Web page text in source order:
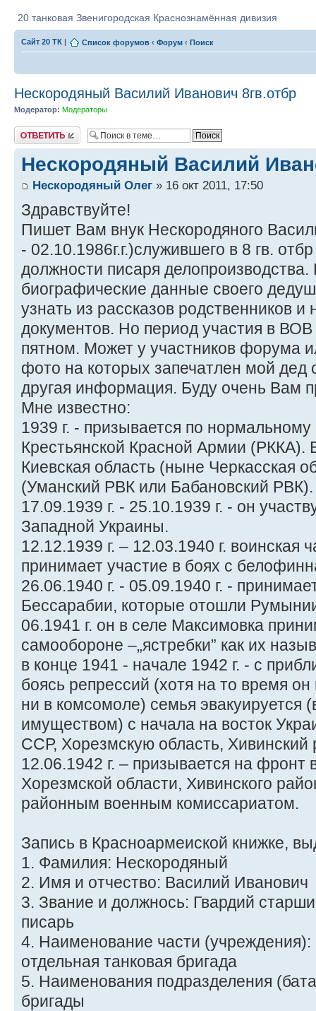
20 танковая Звенигородская Краснознамённая дивизия
Сайт 20 ТК | Список форумов ‹ Форум ‹ Поиск
Нескородяный Василий Иванович 8гв.отбр
Модератор: Модераторы
Ответить
Нескородяный Василий
Нескородяный Олег » 16 окт 2011, 17:50
Здравствуйте!
Пишет Вам внук Нескородяного
- 02.10.1986г.г.)служившего в 8 гв.
должности писаря
биографические данные своего
узнать из рассказов родственников
документов. Но период участия в
пятном. Может у участников форума
фото на которых запечатлен мой дед
другая информация. Буду очень Вам
Мне известно:
1939 г. - призывается по
Крестьянской Красной Армии (РККА).
Киевская область (ныне Черкасская
(Уманский РВК или Бабановский РВК).
17.09.1939 г. - 25.10.1939 г. - он
Западной Украины.
12.12.1939 г. – 12.03.1940 г. воинская
принимает участие в боях с
26.06.1940 г. - 05.09.1940 г. -
Бессарабии, которые отошли
06.1941 г. он в селе Максимовка
самообороне –„ястребки” как их
в конце 1941 - начале 1942 г. - с
боясь репрессий (хотя на то время
ни в комсомоле) семья эвакуируется
имуществом) с начала на восток
ССР, Хорезмскую область, Хивинский
12.06.1942 г. – призывается на фронт
Хорезмской области, Хивинского
районным военным комиссариатом.
Запись в Красноармеиской книжке,
1. Фамилия: Нескородяный
2. Имя и отчество: Василий Иванович
3. Звание и должнось: Гвардий
писарь
4. Наименование части (учреждения):
отдельная танковая бригада
5. Наименования подразделения
бригады